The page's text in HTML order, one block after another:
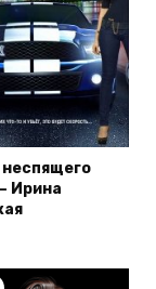
неспящего
Ирина